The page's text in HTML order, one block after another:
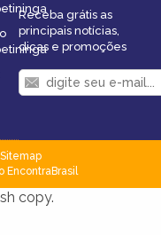
Receba grátis as
principais notícias,
dicas e promoções
Sitemap
EncontraBrasil
copy.